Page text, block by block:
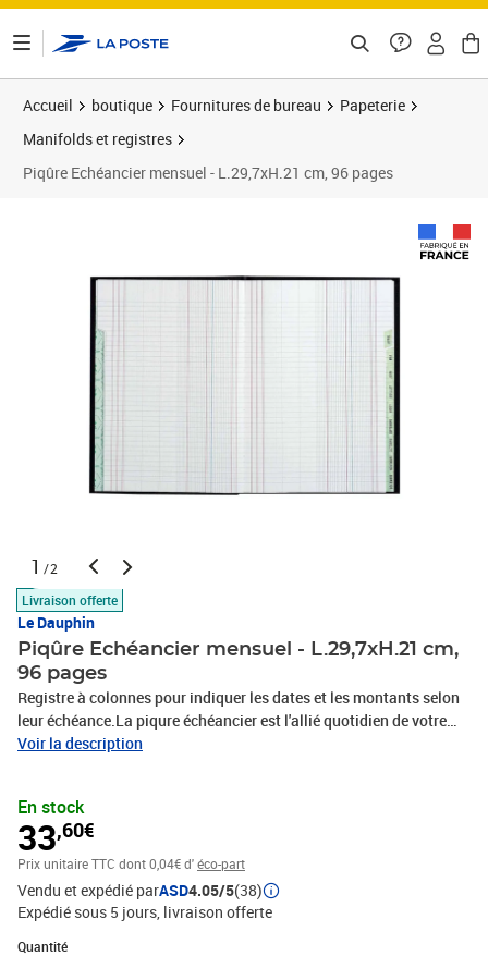
Accueil boutique Fournitures de bureau
Papeterie
Manifolds et registres
Piqûre Echéancier mensuel - L.29,7xH.21 cm, 96 pages
1 /2
Livraison offerte
Le Dauphin
Piqûre Echéancier mensuel - L.29,7xH.21 cm,
96 pages
Registre à colonnes pour indiquer les dates et les montants selon
leur échéance.La piqure échéancier est l'allié quotidien de votre
gestion financière, chez vous ou au travail.Registres LE DAUPHIN
comptes est un classique à l'utilité reconnue au cours des années.
Il se démarque par la qualité de sa fabrication, spécialement
étudiée pour vous offrir un confort d'utilisation optimal. Il permet
d'inscrire les dates et les montants selon leurs échéances.Registre
à colonnes12 touches mensuellesFormat : 297 x 210 mm,
verticalPiqûre : 96 pages
Voir la description
En stock
33,60€
Prix unitaire TTC dont 0,04€ d'éco-part
Vendu et expédié parASD4.05/5(38)
Expédié sous 5 jours livraison offerte
Quantité
Quantité : 1